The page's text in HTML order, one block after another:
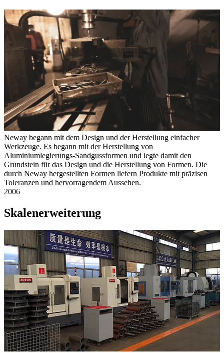
Neway begann mit dem Design und der Herstellung einfacher
Werkzeuge. Es begann mit der Herstellung von
Aluminiumlegierungs-Sandgussformen und legte damit den
Grundstein für das Design und die Herstellung von Formen. Die
durch Neway hergestellten Formen liefern Produkte mit präzisen
Toleranzen und hervorragendem Aussehen.
2006
Skalenerweiterung